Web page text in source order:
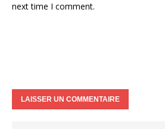
next time I comment.